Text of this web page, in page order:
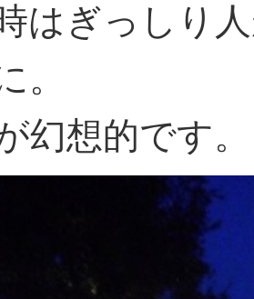
はぎっしり
。
幻想的です。